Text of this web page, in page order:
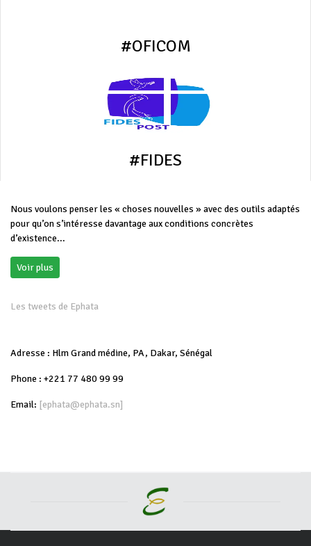
#OFICOM
#FIDES
Nous voulons penser les « choses nouvelles » avec des outils adaptés
pour qu’on s’intéresse davantage aux conditions concrètes
d’existence...
Voir plus
Les tweets de Ephata
Adresse : Hlm Grand médine, PA, Dakar, Sénégal
Phone : +221 77 480 99 99
Email: [ephata@ephata.sn]